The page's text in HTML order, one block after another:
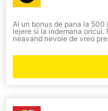
Ai un bonus de pana la
lejere si la indemana oricui.
neavand nevoie de vreo